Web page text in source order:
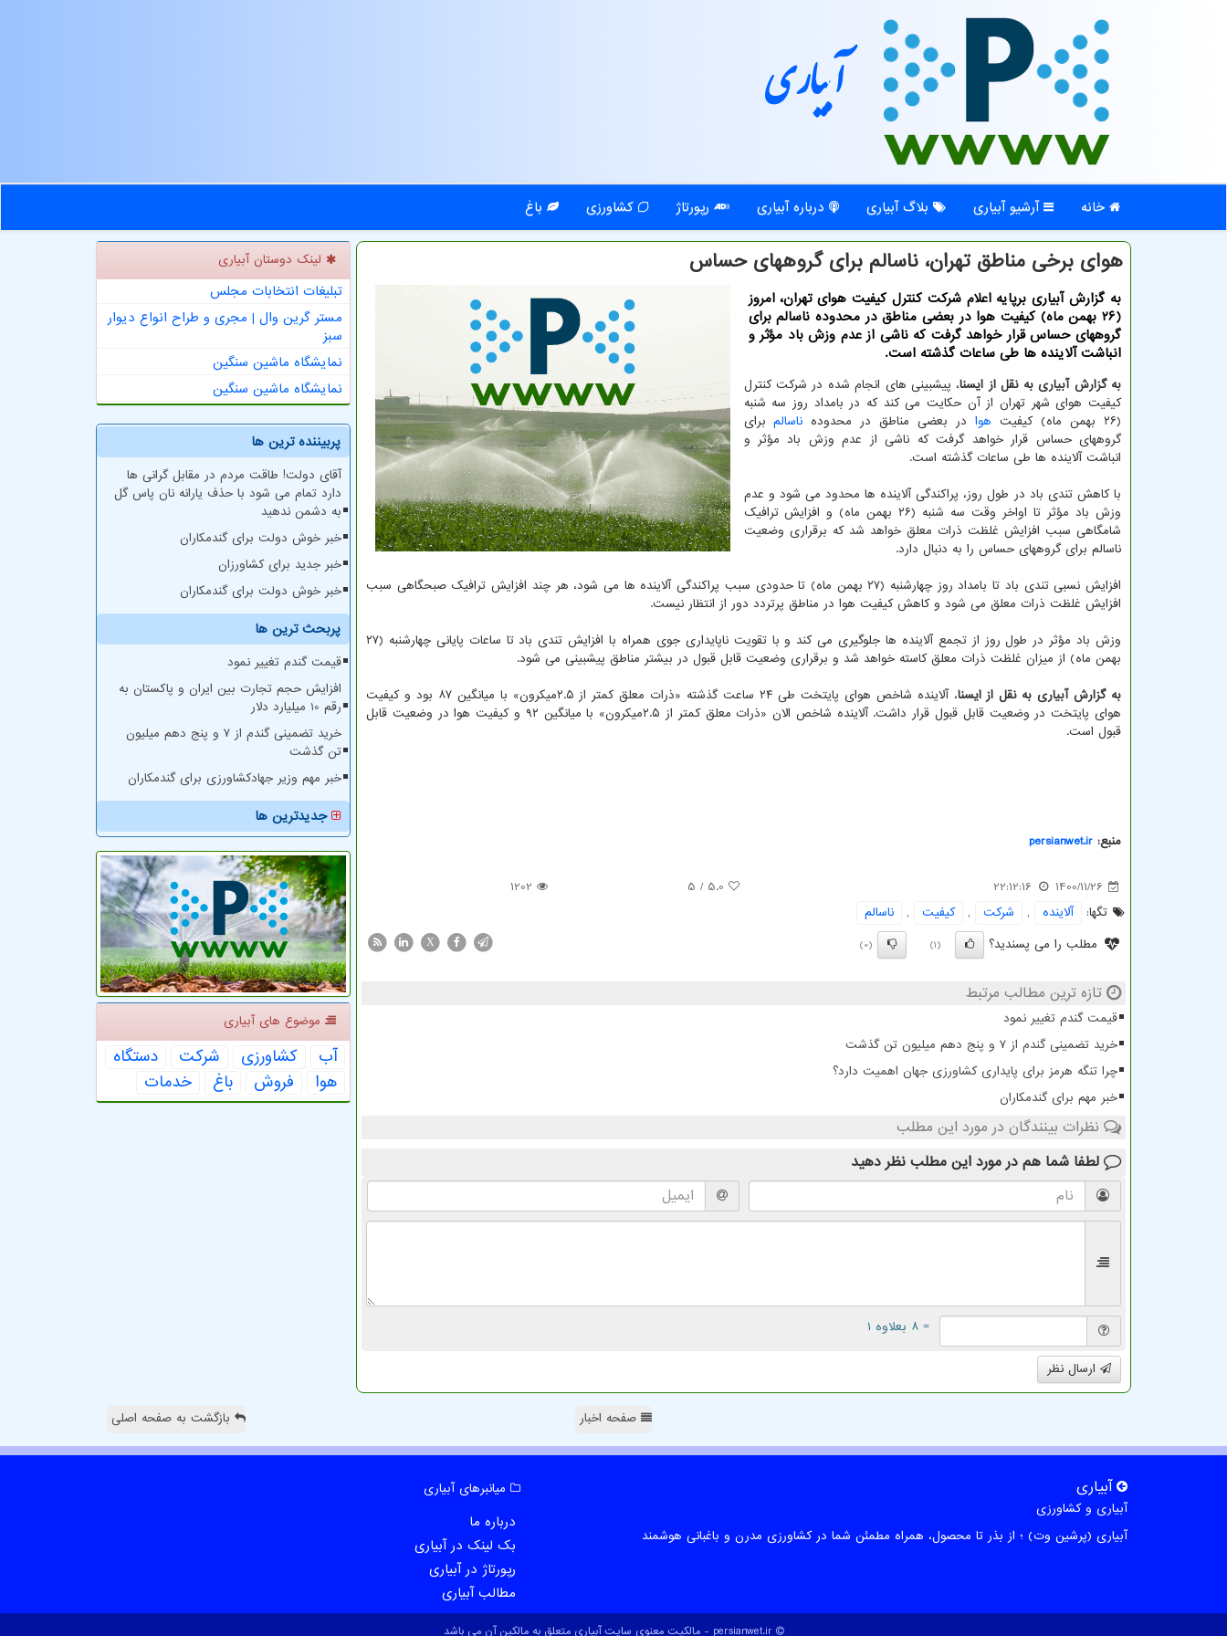
آبیاری
خانه آرشیو آبیاری بلاگ آبیاری درباره آبیاری رپورتاژ کشاورزی باغ
هوای برخی مناطق تهران، ناسالم برای گروههای حساس
به گزارش آبیاری برپایه اعلام شرکت کنترل کیفیت هوای تهران، امروز
(۲۶ بهمن ماه) کیفیت هوا در بعضی مناطق در محدوده ناسالم برای
گروههای حساس قرار خواهد گرفت که ناشی از عدم وزش باد مؤثر و
انباشت آلاینده ها طی ساعات گذشته است.
به گزارش آبیاری به نقل از ایسنا، پیشبینی های انجام شده در شرکت کنترل
کیفیت هوای شهر تهران از آن حکایت می کند که در بامداد روز سه شنبه
(۲۶ بهمن ماه) کیفیت
هوادر بعضی مناطق در محدوده ناسالمبرای
گروههای حساس قرار خواهد گرفت که ناشی از عدم وزش باد مؤثر و
انباشت آلاینده ها طی ساعات گذشته است.
با کاهش تندی باد در طول روز، پراکندگی آلاینده ها محدود می شود و عدم
وزش باد مؤثر تا اواخر وقت سه شنبه (۲۶ بهمن ماه) و افزایش ترافیک
شامگاهی سبب افزایش غلظت ذرات معلق خواهد شد که برقراری وضعیت
ناسالم برای گروههای حساس را به دنبال دارد.
افزایش نسبی تندی باد تا بامداد روز چهارشنبه (۲۷ بهمن ماه) تا حدودی سبب پراکندگی آلاینده ها می شود، هر چند افزایش ترافیک صبحگاهی سبب
افزایش غلظت ذرات معلق می شود و کاهش کیفیت هوا در مناطق پرتردد دور از انتظار نیست.
وزش باد مؤثر در طول روز از تجمع آلاینده ها جلوگیری می کند و با تقویت ناپایداری جوی همراه با افزایش تندی باد تا ساعات پایانی چهارشنبه (۲۷
بهمن ماه) از میزان غلظت ذرات معلق کاسته خواهد شد و برقراری وضعیت قابل قبول در بیشتر مناطق پیشبینی می شود.
به گزارش آبیاری به نقل از ایسنا
، آلاینده شاخص هوای پایتخت طی ۲۴ ساعت گذشته «ذرات معلق کمتر از ۲.۵میکرون» با میانگین ۸۷ بود و کیفیت
هوای پایتخت در وضعیت قابل قبول قرار داشت. آلاینده شاخص الان «ذرات معلق کمتر از ۲.۵میکرون» با میانگین ۹۲ و کیفیت هوا در وضعیت قابل
قبول است.
منبع: persianwet.ir
1400/11/26
22:12:16
5.0
/ 5
1202
تگها:
آلاینده , شركت , كیفیت ,
ناسالم
مطلب را می پسندید؟
(1)
(0)
X
تازه ترین مطالب مرتبط
قیمت گندم تغییر نمود
خرید تضمینی گندم از ۷ و پنج دهم میلیون تن گذشت
چرا تنگه هرمز برای پایداری کشاورزی جهان اهمیت دارد؟
خبر مهم برای گندمکاران
نظرات بینندگان در مورد این مطلب
لطفا شما هم در مورد این مطلب نظر دهید
= ۸ بعلاوه ۱
ارسال نظر
لینک دوستان آبیاری
تبلیغات انتخابات مجلس
مستر گرین وال | مجری و طراح انواع دیوار
سبز
نمایشگاه ماشین سنگین
نمایشگاه ماشین سنگین
پربیننده ترین ها
آقای دولت! طاقت مردم در مقابل گرانی ها
دارد تمام می شود با حذف یارانه نان پاس گل
به دشمن ندهید
خبر خوش دولت برای گندمکاران
خبر جدید برای کشاورزان
خبر خوش دولت برای گندمکاران
پربحث ترین ها
قیمت گندم تغییر نمود
افزایش حجم تجارت بین ایران و پاکستان به
رقم 10 میلیارد دلار
خرید تضمینی گندم از ۷ و پنج دهم میلیون
تن گذشت
خبر مهم وزیر جهادکشاورزی برای گندمکاران
جدیدترین ها
موضوع های آبیاری
آب كشاورزی شركت
دستگاه
هوا
فروش باغ خدمات
صفحه اخبار بازگشت به صفحه اصلی
آبیاری
آبیاری و کشاورزی
آبیاری (پرشین وت) ؛ از بذر تا محصول، همراه مطمئن شما در کشاورزی مدرن و باغبانی هوشمند
میانبرهای آبیاری
درباره ما
بک لینک در آبیاری
رپورتاژ در آبیاری
مطالب آبیاری